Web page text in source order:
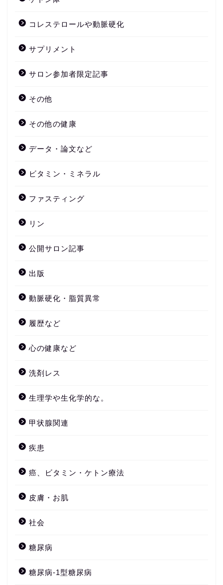
コレステロールや動脈硬化
サプリメント
サロン参加者限定記事
その他
その他の健康
データ・論文など
ビタミン・ミネラル
ファスティング
リン
公開サロン記事
出版
動脈硬化・脂質異常
履歴など
心の健康など
洗剤レス
生理学や生化学的な。
甲状腺関連
疾患
癌、ビタミン・ケトン療法
皮膚・お肌
社会
糖尿病
糖尿病-1型糖尿病